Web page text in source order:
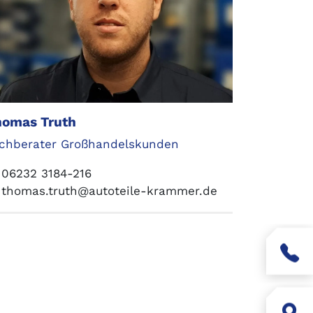
Truth
Großhandelskunden
06232 3184-216
thomas.truth@autoteile-krammer.de